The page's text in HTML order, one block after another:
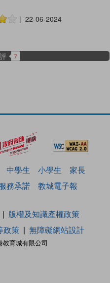
| 22-06-2024
7
中學生 小學生
家長
務承諾 教城電子報
育城有限公司
版權及知識產權政策
政策 無障礙網站設計